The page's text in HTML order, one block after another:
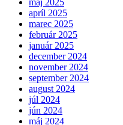
máj 2025
apríl 2025
marec 2025
február 2025
január 2025
december 2024
november 2024
september 2024
august 2024
júl 2024
jún 2024
máj 2024